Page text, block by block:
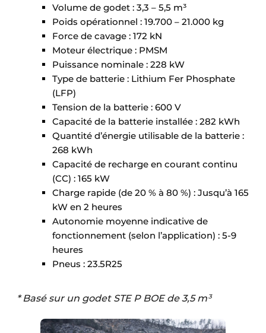
Volume de godet : 3,3 – 5,5 m³
Poids opérationnel : 19.700 – 21.000 kg
Force de cavage : 172 kN
Moteur électrique : PMSM
Puissance nominale : 228 kW
Type de batterie : Lithium Fer Phosphate
(LFP)
Tension de la batterie : 600 V
Capacité de la batterie installée : 282 kWh
Quantité d’énergie utilisable de la batterie :
268 kWh
Capacité de recharge en courant continu
(CC) : 165 kW
Charge rapide (de 20 % à 80 %) : Jusqu’à 165
kW en 2 heures
Autonomie moyenne indicative de
fonctionnement (selon l’application) : 5-9
heures
Pneus : 23.5R25
* Basé sur un godet STE P BOE de 3,5 m³